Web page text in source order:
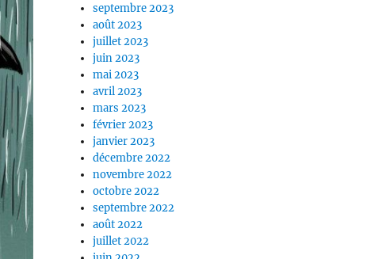
septembre 2023
août 2023
juillet 2023
juin 2023
mai 2023
avril 2023
mars 2023
février 2023
janvier 2023
décembre 2022
novembre 2022
octobre 2022
septembre 2022
août 2022
juillet 2022